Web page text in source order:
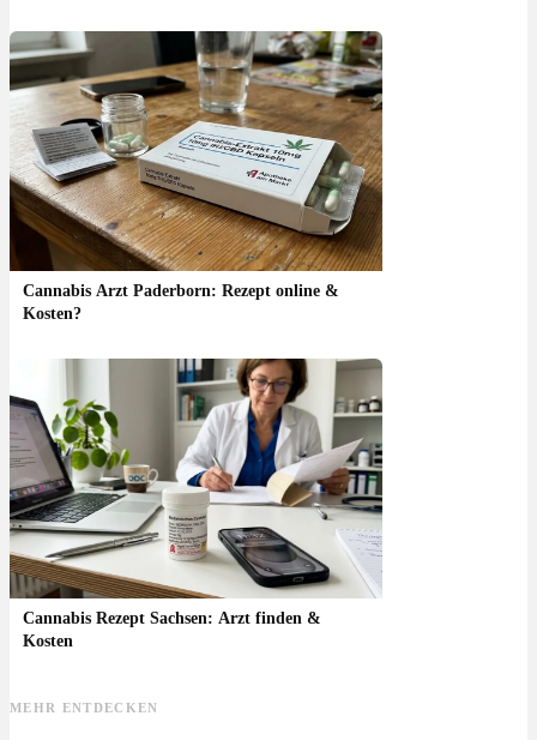
Cannabis Arzt Paderborn: Rezept online &
Kosten?
Cannabis Rezept Sachsen: Arzt finden &
Kosten
MEHR ENTDECKEN